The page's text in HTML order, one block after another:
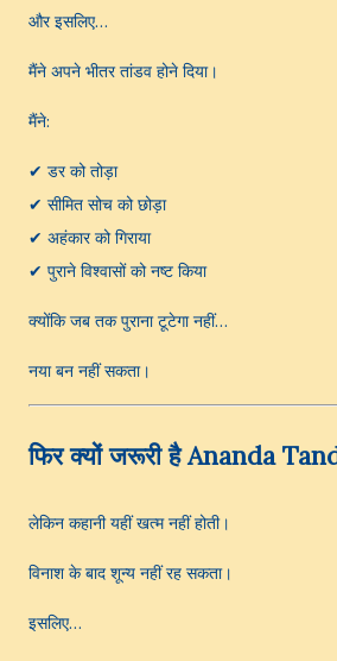
और इसलिए…
मैंने अपने भीतर तांडव होने दिया।
मैंने:
✔ डर को तोड़ा
✔ सीमित सोच को छोड़ा
✔ अहंकार को गिराया
✔ पुराने विश्वासों को नष्ट किया
क्योंकि जब तक पुराना टूटेगा नहीं…
नया बन नहीं सकता।
फिर क्यों जरूरी है Ananda
लेकिन कहानी यहीं खत्म नहीं होती।
विनाश के बाद शून्य नहीं रह सकता।
इसलिए…